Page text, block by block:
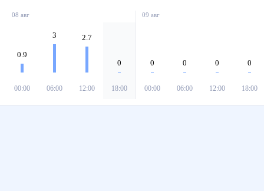
08 авг
0.9
00:00
3
06:00
2.7
12:00
0
18:00
09 авг
0
00:00
0
06:00
0
12:00
0
18:00